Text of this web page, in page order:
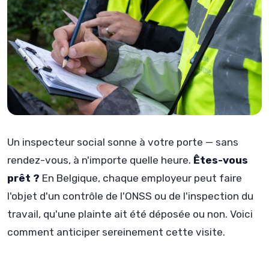
Un inspecteur social sonne à votre porte — sans
rendez-vous, à n'importe quelle heure. Êtes-vous
prêt ? En Belgique, chaque employeur peut faire
l'objet d'un contrôle de l'ONSS ou de l'inspection du
travail, qu'une plainte ait été déposée ou non. Voici
comment anticiper sereinement cette visite.